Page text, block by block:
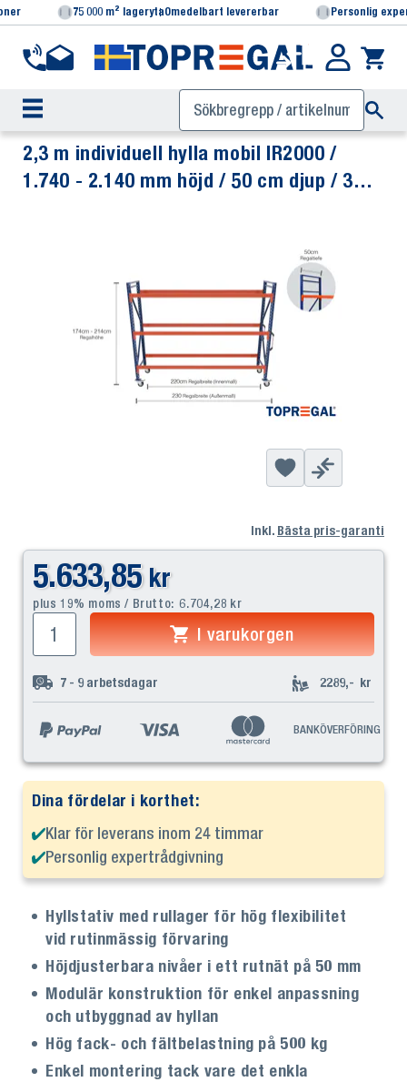
75 000 m² lagerytaOmedelbart levererbar Personlig
2,3 m individuell hylla mobil IR2000 /
1.740 - 2.140 mm höjd / 50 cm djup / 3
Inkl. Bästa pris-garanti
5.633,85 kr
plus 19% moms / Brutto: 6.704,28 kr
I varukorgen
7 - 9 arbetsdagar 2289,- kr
BANKÖVERFÖRING
Dina fördelar i korthet:
Klar för leverans inom 24 timmar
Personlig expertrådgivning
Hyllstativ med rullager för hög flexibilitet
vid rutinmässig förvaring
Höjdjusterbara nivåer i ett rutnät på 50 mm
Modulär konstruktion för enkel anpassning
och utbyggnad av hyllan
Hög fack- och fältbelastning på 500 kg
Enkel montering tack vare det enkla